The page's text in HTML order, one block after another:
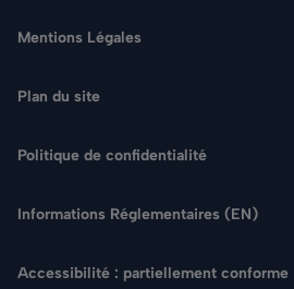
Rechercher
Mentions Légales
Plan du site
Politique de confidentialité
Informations Réglementaires (EN)
Accessibilité : partiellement conforme